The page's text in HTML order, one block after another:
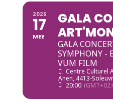
2025
17
MEE
GALA
GALA
SYMPHONY -
VUM FILM
Centre Culturel
Anen, 4413-
20:00